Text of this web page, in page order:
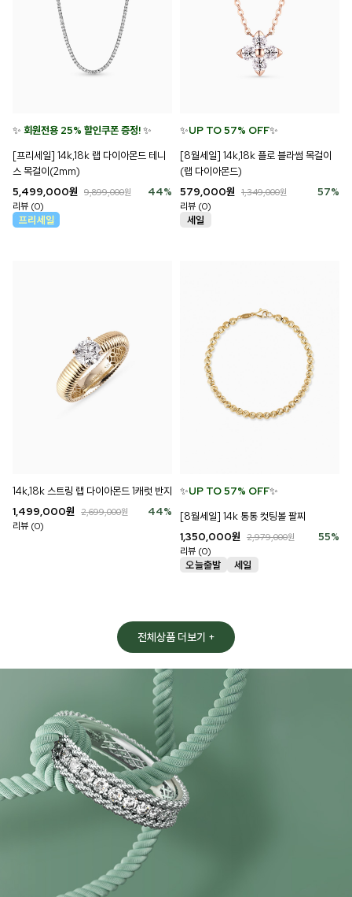
✨ 회원전용 25% 할인쿠폰 증정!✨
[프리세일] 14k,18k 랩 다이아몬드 테니
스 목걸이(2mm)
44%
5,499,000원 9,899,000원
리뷰 (0)
✨UP TO 57% OFF✨
[8월세일] 14k,18k 플로 블라썸 목걸이
(랩 다이아몬드)
57%
579,000원 1,349,000원
리뷰 (0)
14k,18k 스트링 랩 다이아몬드 1캐럿 반지
44%
1,499,000원 2,699,000원
리뷰 (0)
✨UP TO 57% OFF✨
[8월세일] 14k 통통 컷팅볼 팔찌
55%
1,350,000원 2,979,000원
리뷰 (0)
전체상품 더보기 +